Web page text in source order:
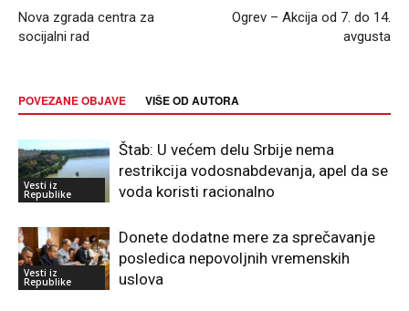
Nova zgrada centra za
socijalni rad
Ogrev – Akcija od 7. do 14.
avgusta
POVEZANE OBJAVE VIŠE OD AUTORA
Vesti iz
Republike
Štab: U većem delu Srbije nema
restrikcija vodosnabdevanja, apel da se
voda koristi racionalno
Vesti iz
Republike
Donete dodatne mere za sprečavanje
posledica nepovoljnih vremenskih
uslova